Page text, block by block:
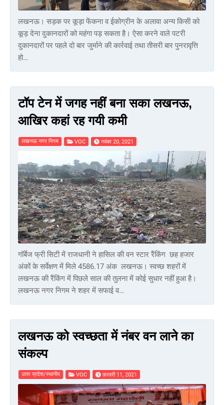
लखनऊ। सड़क पर कूड़ा फेंकना व ईकोग्रीन के अलावा अन्य किसी को
कूड़ देना दुकानदारों को महंगा पड़ सकता है। ऐसा करने वाले पटरी
दुकानदारों पर पहले दो बार जुर्माने की कार्रवाई तथा तीसरी बार पुनरावृत्ति
हो…
टॉप टेन में जगह नहीं बना सका लखनऊ,
आखिर कहां रह गयी कमी
लखनऊ नगर निगम VOC नवंबर 20, 2021
गॉर्बेज फ्री सिटी में राजधानी ने हासिल की वन स्टार रैंकिंग छह हजार
अंकों के सर्वेक्षण में मिले 4586.17 अंक लखनऊ। स्वच्छ शहरों में
लखनऊ की रैंकिंग में पिछले साल की तुलना में कोई सुधार नहीं हुआ है।
लखनऊ नगर निगम ने शहर में सफाई व…
लखनऊ को स्वच्छता में नंबर वन लाने का
संकल्प
उत्तर प्रदेश/स्थानीय VOC फ़रवरी 11, 2021